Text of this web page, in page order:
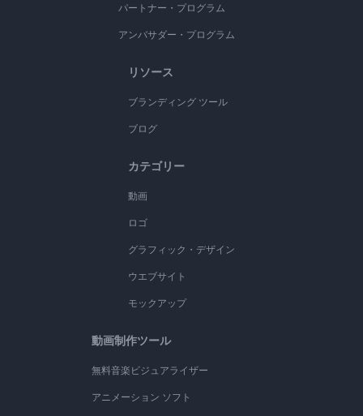
パートナー・プログラム
アンバサダー・プログラム
リソース
ブランディング ツール
ブログ
カテゴリー
動画
ロゴ
グラフィック・デザイン
ウエブサイト
モックアップ
動画制作ツール
無料音楽ビジュアライザー
アニメーション ソフト